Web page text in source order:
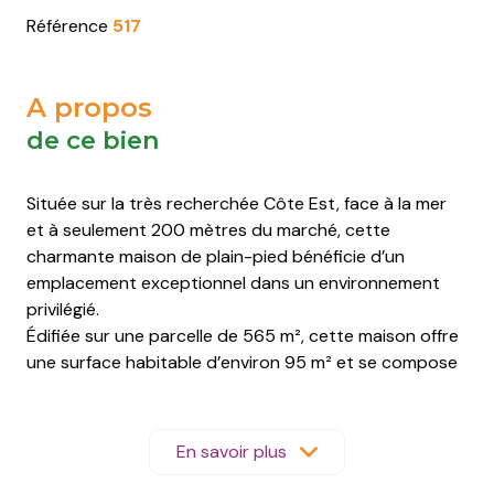
Pierre-
Saint-
Trojan-
Bains
Pierre-
Saint-
Trojan-
Bains
Pierre-
Saint-
Trojan-
Bains
Pierre-
Saint-
Trojan-
Bains
Référence 517
A propos
de ce bien
Située sur la très recherchée Côte Est, face à la mer
et à seulement 200 mètres du marché, cette
charmante maison de plain-pied bénéficie d’un
emplacement exceptionnel dans un environnement
privilégié.
Édifiée sur une parcelle de 565 m², cette maison offre
une surface habitable d’environ 95 m² et se compose
En savoir plus